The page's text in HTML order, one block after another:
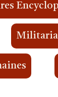
Militaria